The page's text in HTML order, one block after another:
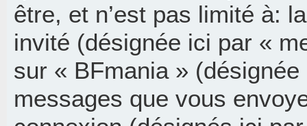
être, et n’est pas limité à:
invité (désignée ici par «
sur « BFmania »
messages que vous